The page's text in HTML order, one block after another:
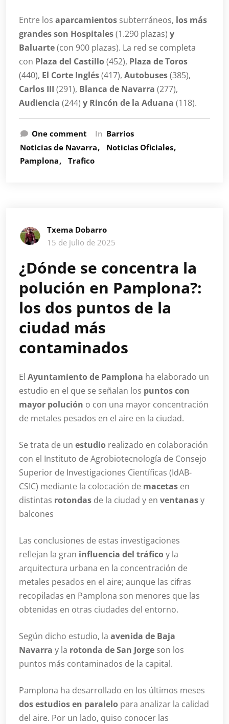
Entre los aparcamientos subterráneos, los más
grandes son Hospitales(1.290 plazas) y
Baluarte(con 900 plazas). La red se completa
con Plaza del Castillo(452), Plaza de Toros
(440), El Corte Inglés(417), Autobuses(385),
Carlos III (291), Blanca de Navarra (277),
Audiencia (244) y Rincón de la Aduana (118).
One comment In Barrios
Noticias de Navarra
Noticias Oficiales
Pamplona
Trafico
Txema Dobarro
15 de julio de 2025
¿Dónde se concentra la
polución en Pamplona?:
los dos puntos de la
ciudad más
contaminados
El Ayuntamiento de Pamplona ha elaborado un
estudio en el que se señalan los puntos con
mayor polución o con una mayor concentración
de metales pesados en el aire en la ciudad.
Se trata de un estudio realizado en colaboración
con el Instituto de Agrobiotecnología de Consejo
Superior de Investigaciones Científicas (IdAB-
CSIC) mediante la colocación de macetas en
distintas rotondas de la ciudad y en ventanasy
balcones
Las conclusiones de estas investigaciones
reflejan la gran influencia del tráficoy la
arquitectura urbana en la concentración de
metales pesados en el aire; aunque las cifras
recopiladas en Pamplona son menores que las
obtenidas en otras ciudades del entorno.
Según dicho estudio, la avenida de Baja
Navarra y la rotonda de San Jorge son los
puntos más contaminados de la capital.
Pamplona ha desarrollado en los últimos meses
dos estudios en paralelo para analizar la calidad
del aire. Por un lado, quiso conocer las